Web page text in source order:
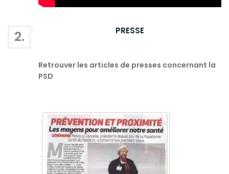
2. PRESSE
Retrouver les articles de presses concernant la
PSD